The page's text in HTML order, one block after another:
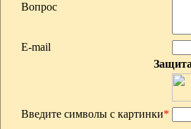
Вопрос
E-mail
Введите символы с картинки*